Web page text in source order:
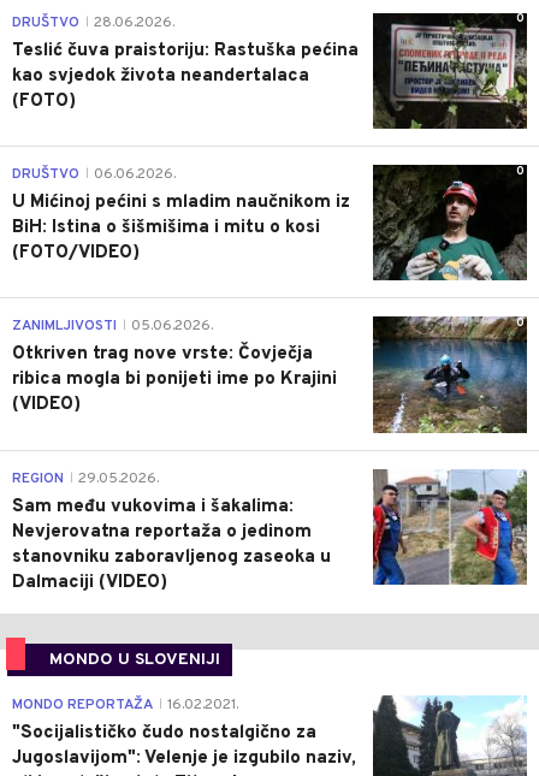
0
DRUŠTVO 28.06.2026.
Teslić čuva praistoriju: Rastuška pećina
kao svjedok života neandertalaca
(FOTO)
0
DRUŠTVO 06.06.2026.
U Mićinoj pećini s mladim naučnikom iz
BiH: Istina o šišmišima i mitu o kosi
(FOTO/VIDEO)
0
ZANIMLJIVOSTI 05.06.2026.
Otkriven trag nove vrste: Čovječja
ribica mogla bi ponijeti ime po Krajini
(VIDEO)
0
REGION 29.05.2026.
Sam među vukovima i šakalima:
Nevjerovatna reportaža o jedinom
stanovniku zaboravljenog zaseoka u
Dalmaciji (VIDEO)
MONDO U SLOVENIJI
4
MONDO REPORTAŽA 16.02.2021.
"Socijalističko čudo nostalgično za
Jugoslavijom": Velenje je izgubilo naziv,